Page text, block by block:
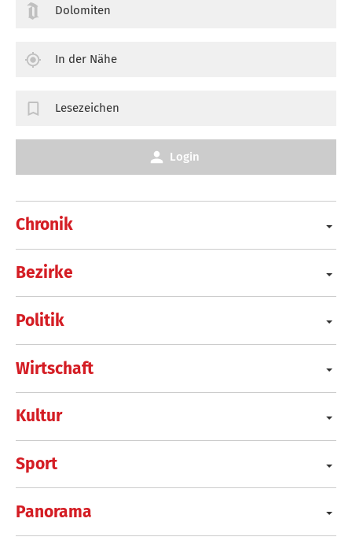
Chronik
Bezirke
Politik
Wirtschaft
Kultur
Sport
Panorama
Dolomiten
In der Nähe
Lesezeichen
Login